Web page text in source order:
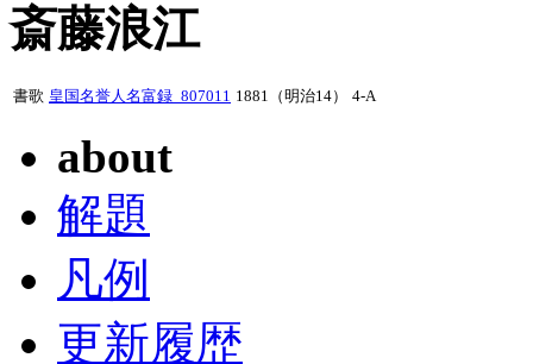
斎藤浪江
書歌 皇国名誉人名富録_807011 1881（明治14） 4-A
about
解題
凡例
更新履歴